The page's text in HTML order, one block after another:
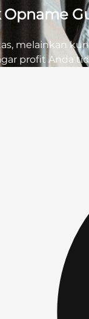
melainkan
profit Anda